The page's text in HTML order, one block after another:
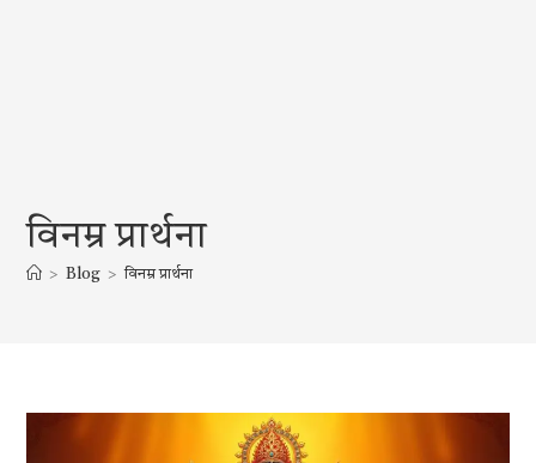
विनम्र प्रार्थना
> Blog > विनम्र प्रार्थना